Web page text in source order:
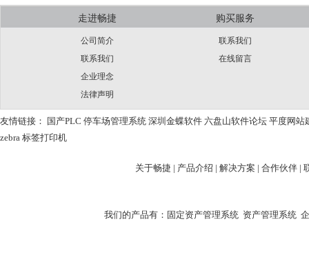
走进畅捷
公司简介
联系我们
企业理念
法律声明
购买服务
联系我们
在线留言
友情链接： 国产PLC 停车场管理系统 深圳金蝶软件 六盘山软件论坛 平度网站
zebra 标签打印机
关于畅捷 | 产品介绍 | 解决方案 | 合作伙伴 |
我们的产品有： 固定资产管理系统 资产管理系统